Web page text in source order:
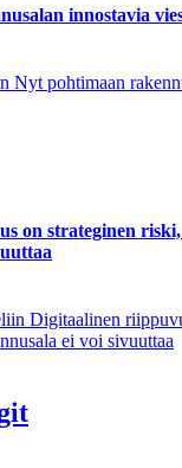
innostavia
Nyt pohtimaan
on strateginen
Digitaalinen
ei voi sivuuttaa